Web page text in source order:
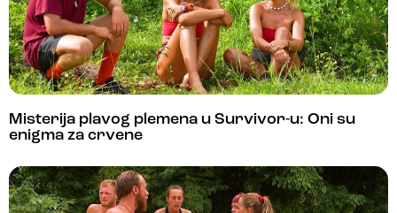
Misterija plavog plemena u Survivor-u: Oni su
enigma za crvene